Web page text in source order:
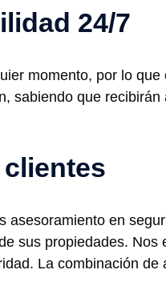
24/7
momento, por lo
sabiendo que
en
sus propiedades.
La combinación